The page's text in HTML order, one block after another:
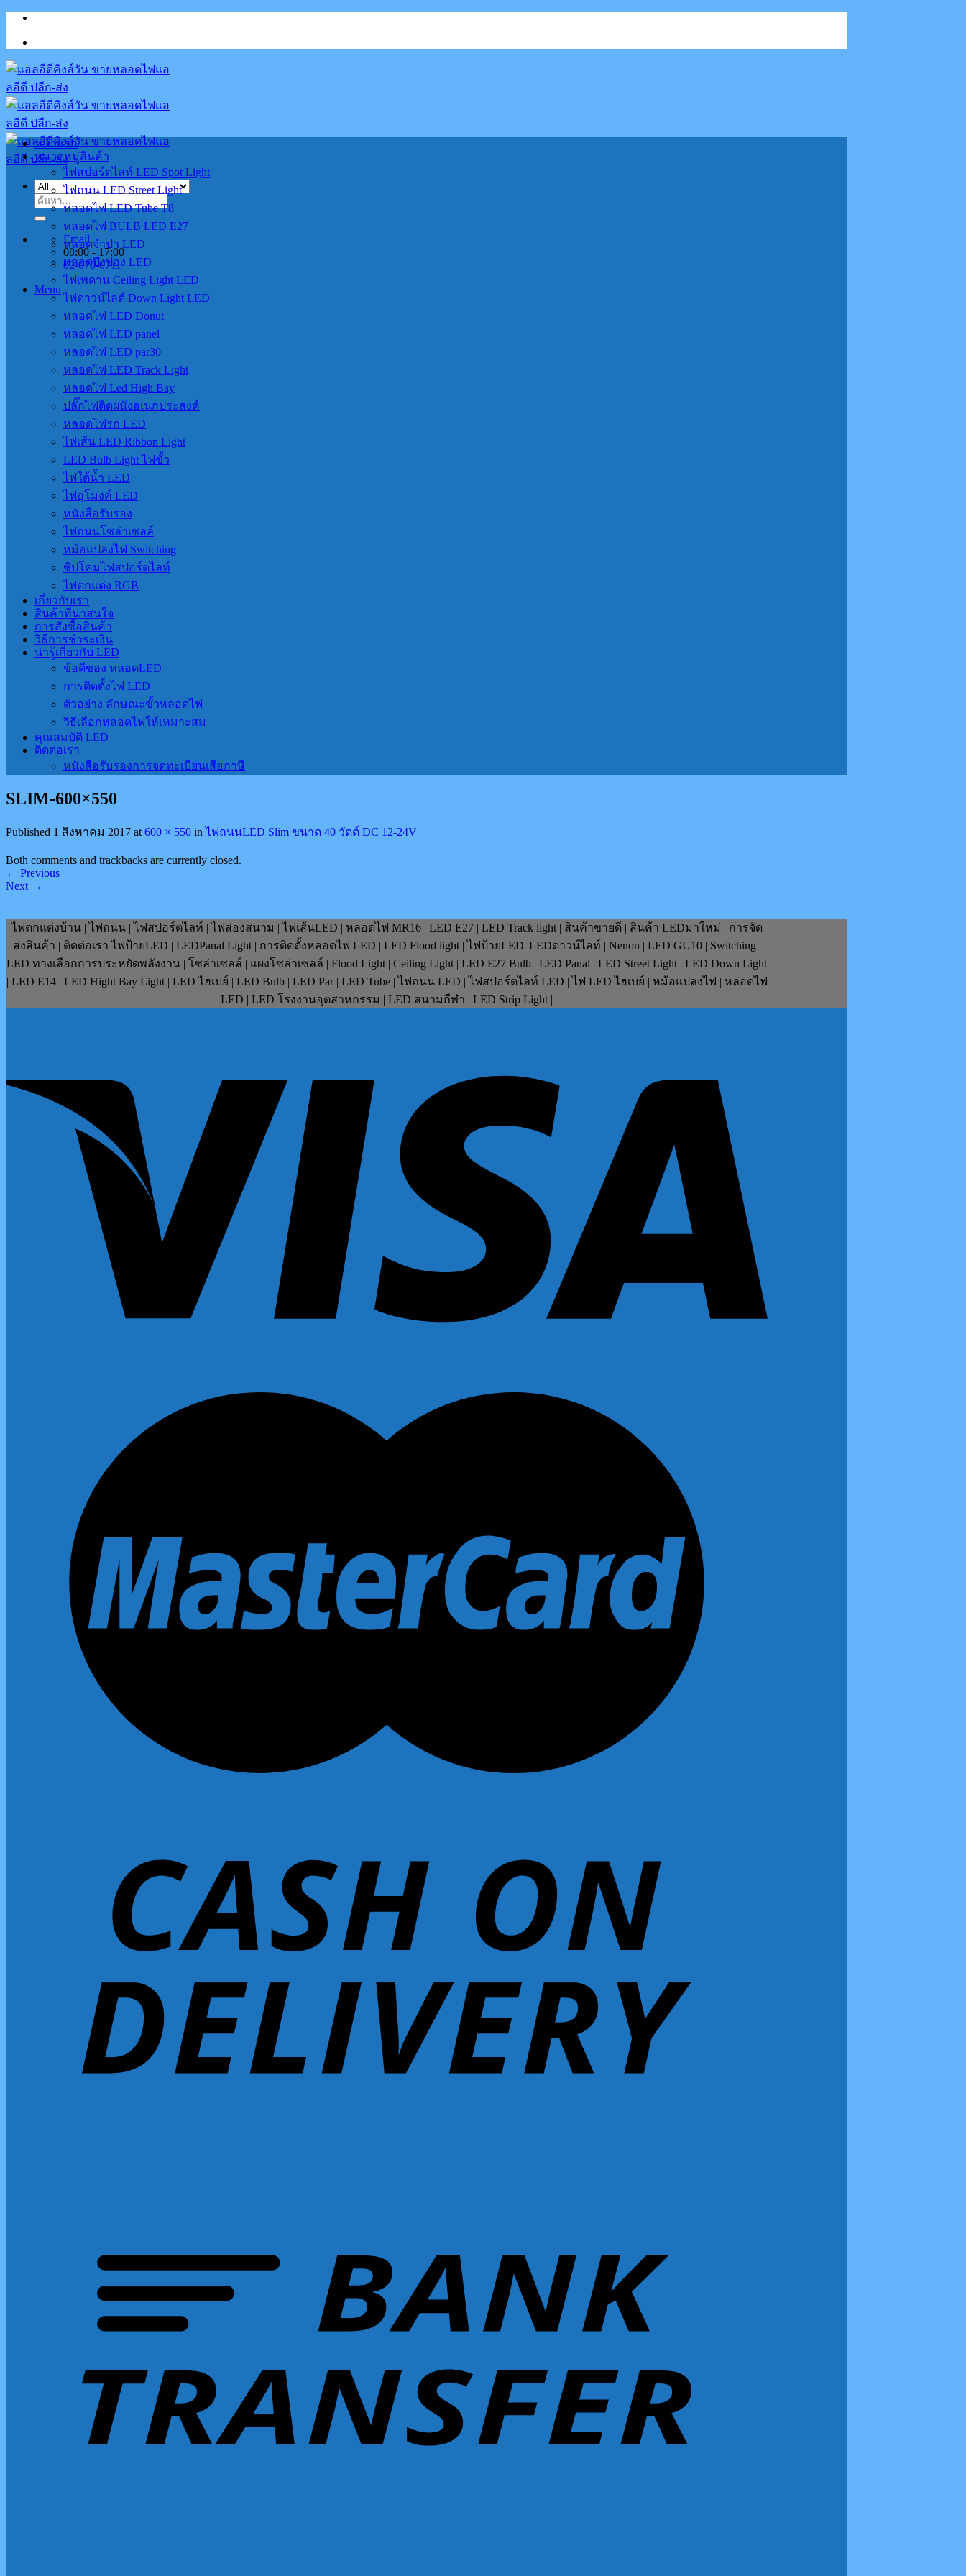
Skip
content
ค้นหา:
Email
08:00 - 17:00
02-070-0711
Menu
หน้าแรก
หมวดหมู่สินค้า
ไฟสปอร์ตไลท์ LED Spot Light
ไฟถนน LED Street Light
หลอดไฟ LED Tube T8
หลอดไฟ BULB LED E27
หลอดจำปา LED
หลอดปิงปอง LED
ไฟเพดาน Ceiling Light LED
ไฟดาวน์ไลต์ Down Light LED
หลอดไฟ LED Donut
หลอดไฟ LED panel
หลอดไฟ LED par30
หลอดไฟ LED Track Light
หลอดไฟ Led High Bay
ปลั๊กไฟติดผนังอเนกประสงค์
หลอดไฟรถ LED
ไฟเส้น LED Ribbon Light
LED Bulb Light ไฟขั้ว
ไฟใต้น้ำ LED
ไฟอุโมงค์ LED
หนังสือรับรอง
ไฟถนนโซล่าเชลล์
หม้อแปลงไฟ Switching
ชิปโคมไฟสปอร์ตไลท์
ไฟตกแต่ง RGB
เกี่ยวกับเรา
สินค้าที่น่าสนใจ
การสั่งซื้อสินค้า
วิธีการชำระเงิน
น่ารู้เกี่ยวกับ LED
ข้อดีของ หลอดLED
การติดตั้งไฟ LED
ตัวอย่าง ลักษณะขั้วหลอดไฟ
วิธีเลือกหลอดไฟให้เหมาะสม
คุณสมบัติ LED
ติดต่อเรา
หนังสือรับรองการจดทะเบียนเสียภาษี
SLIM-600×550
Published 1 สิงหาคม 2017 at 600 × 550 inไฟถนนLED Slim ขนาด 40 วัตต์ DC 12-24V
Both comments and trackbacks are currently closed.
← Previous
Next →
ไฟตกแต่งบ้าน | ไฟถนน | ไฟสปอร์ตไลท์ | ไฟส่องสนาม | ไฟเส้นLED | หลอดไฟ MR16 | LED E27 | LED Track light | สินค้าขายดี | สินค้า LEDมาใหม่ | การจัด
ส่งสินค้า | ติดต่อเรา ไฟป้ายLED | LEDPanal Light | การติดตั้งหลอดไฟ LED | LED Flood light | ไฟป้ายLED| LEDดาวน์ไลท์ | Nenon | LED GU10 | Switching |
LED ทางเลือกการประหยัดพลังงาน | โซล่าเซลล์ | แผงโซล่าเซลล์ | Flood Light | Ceiling Light | LED E27 Bulb | LED Panal | LED Street Light | LED Down Light
| LED E14 | LED Hight Bay Light | LED ไฮเบย์ | LED Bulb | LED Par | LED Tube | ไฟถนน LED | ไฟสปอร์ตไลท์ LED | ไฟ LED ไฮเบย์ | หม้อแปลงไฟ | หลอดไฟ
LED | LED โรงงานอุตสาหกรรม | LED สนามกีฬา | LED Strip Light |